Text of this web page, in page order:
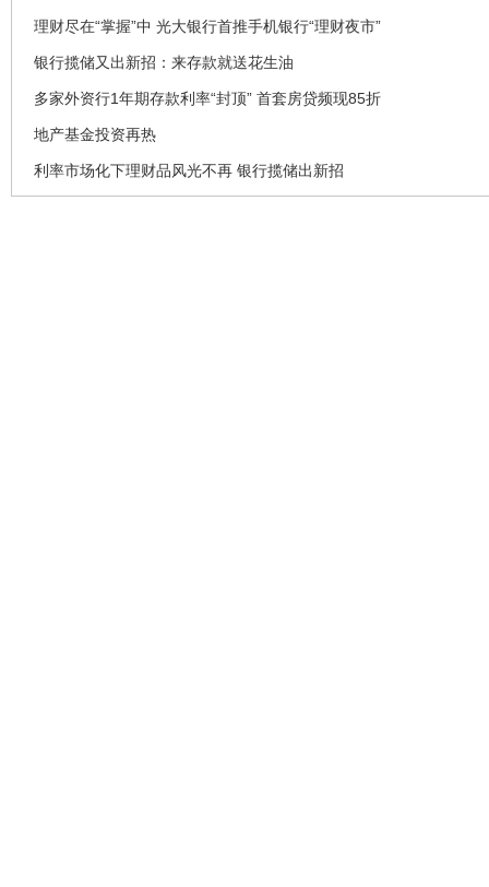
理财尽在“掌握”中 光大银行首推手机银行“理财夜市”
银行揽储又出新招：来存款就送花生油
多家外资行1年期存款利率“封顶” 首套房贷频现85折
地产基金投资再热
利率市场化下理财品风光不再 银行揽储出新招